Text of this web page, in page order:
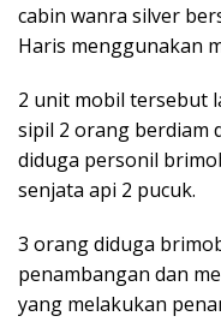
cabin wanra silver
Haris menggunakan
2 unit mobil tersebut
sipil 2 orang berdiam
diduga personil
senjata api 2 pucuk.
3 orang diduga
penambangan dan
yang melakukan